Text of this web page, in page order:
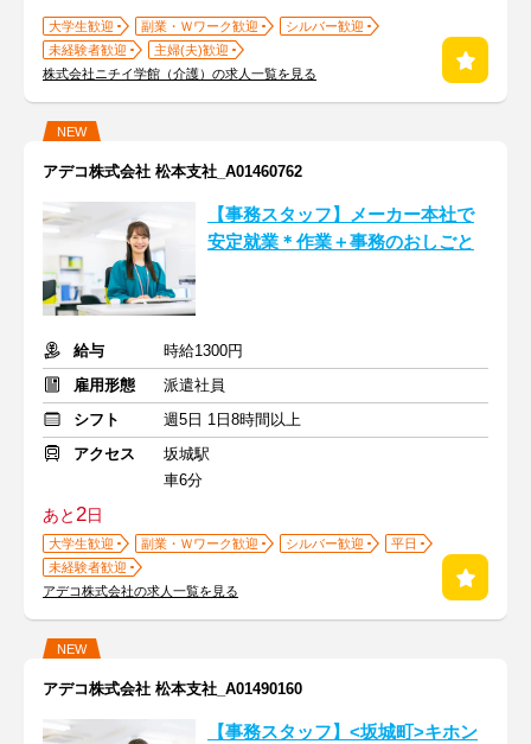
大学生歓迎 副業・Ｗワーク歓迎
シルバー歓迎
未経験者歓迎
主婦(夫)歓迎
株式会社ニチイ学館（介護）の求人一覧を見る
NEW
アデコ株式会社 松本支社_A01460762
【事務スタッフ】メーカー本社で
安定就業＊作業＋事務のおしごと
給与
時給1300円
雇用形態
派遣社員
シフト
週5日 1日8時間以上
アクセス
坂城駅
車6分
あと2日
大学生歓迎 副業・Ｗワーク歓迎 シルバー歓迎
平日
未経験者歓迎
アデコ株式会社の求人一覧を見る
NEW
アデコ株式会社 松本支社_A01490160
【事務スタッフ】<坂城町>キホン